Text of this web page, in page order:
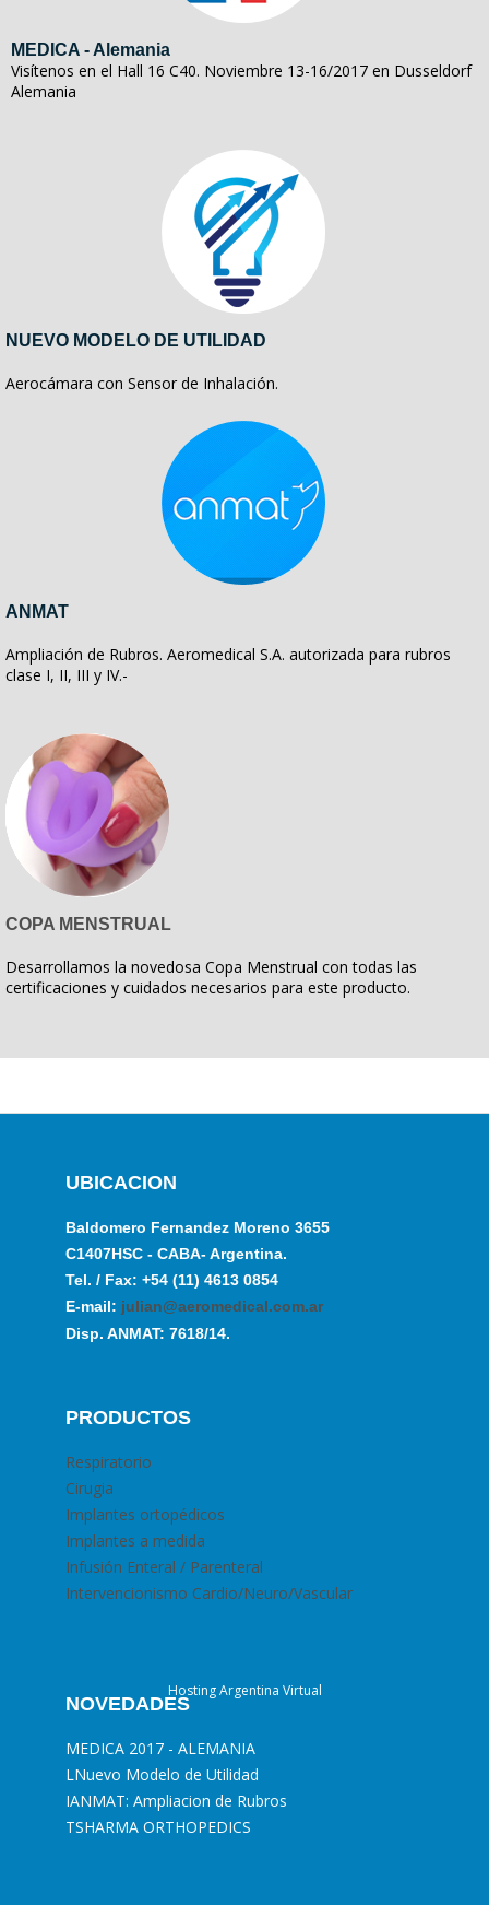
MEDICA - Alemania
Visítenos en el Hall 16 C40. Noviembre 13-16/2017 en Dusseldorf
Alemania
NUEVO MODELO DE UTILIDAD
Aerocámara con Sensor de Inhalación.
ANMAT
Ampliación de Rubros. Aeromedical S.A. autorizada para rubros
clase I, II, III y IV.-
COPA MENSTRUAL
Desarrollamos la novedosa Copa Menstrual con todas las
certificaciones y cuidados necesarios para este producto.
UBICACION
Baldomero Fernandez Moreno 3655
C1407HSC - CABA- Argentina.
Tel. / Fax: +54 (11) 4613 0854
E-mail: julian@aeromedical.com.ar
Disp. ANMAT: 7618/14.
PRODUCTOS
Respiratorio
Cirugia
Implantes ortopédicos
Implantes a medida
Infusión Enteral / Parenteral
Intervencionismo Cardio/Neuro/Vascular
NOVEDADES
MEDICA 2017 - ALEMANIA
LNuevo Modelo de Utilidad
IANMAT: Ampliacion de Rubros
TSHARMA ORTHOPEDICS
Hosting Argentina Virtual